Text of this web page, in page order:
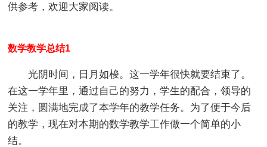
供参考，欢迎大家阅读。
数学教学总结1
光阴时间，日月如梭。这一学年很快就要结束了。
在这一学年里，通过自己的努力，学生的配合，领导的
关注，圆满地完成了本学年的教学任务。为了便于今后
的教学，现在对本期的数学教学工作做一个简单的小
结。